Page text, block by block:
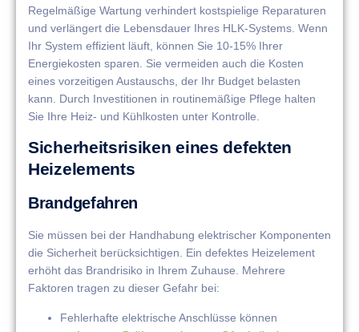
Regelmäßige Wartung verhindert kostspielige Reparaturen
und verlängert die Lebensdauer Ihres HLK-Systems. Wenn
Ihr System effizient läuft, können Sie 10-15% Ihrer
Energiekosten sparen. Sie vermeiden auch die Kosten
eines vorzeitigen Austauschs, der Ihr Budget belasten
kann. Durch Investitionen in routinemäßige Pflege halten
Sie Ihre Heiz- und Kühlkosten unter Kontrolle.
Sicherheitsrisiken eines defekten
Heizelements
Brandgefahren
Sie müssen bei der Handhabung elektrischer Komponenten
die Sicherheit berücksichtigen. Ein defektes Heizelement
erhöht das Brandrisiko in Ihrem Zuhause. Mehrere
Faktoren tragen zu dieser Gefahr bei:
Fehlerhafte elektrische Anschlüsse können